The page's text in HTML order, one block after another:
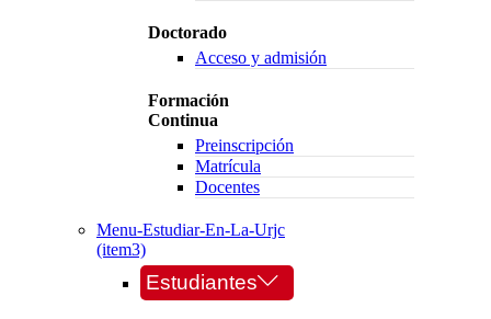
Doctorado
Acceso y admisión
Formación
Continua
Preinscripción
Matrícula
Docentes
Menu-Estudiar-En-La-Urjc
(item3)
Estudiantes